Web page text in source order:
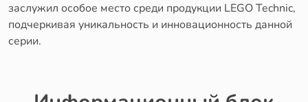
заслужил особое место среди продукции LEGO Technic,
подчеркивая уникальность и инновационность данной
серии.